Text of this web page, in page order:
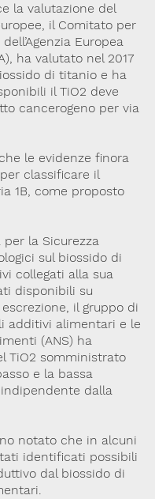
la valutazione del
il Comitato per
Europea
ha valutato nel 2017
di titanio e ha
il TiO2 deve
cancerogeno per via
le evidenze finora
classificare il
1B, come proposto
la Sicurezza
sul biossido di
collegati alla sua
disponibili su
il gruppo di
additivi alimentari e le
(ANS) ha
TiO2 somministrato
e la bassa
dalla
notato che in alcuni
identificati possibili
dal biossido di